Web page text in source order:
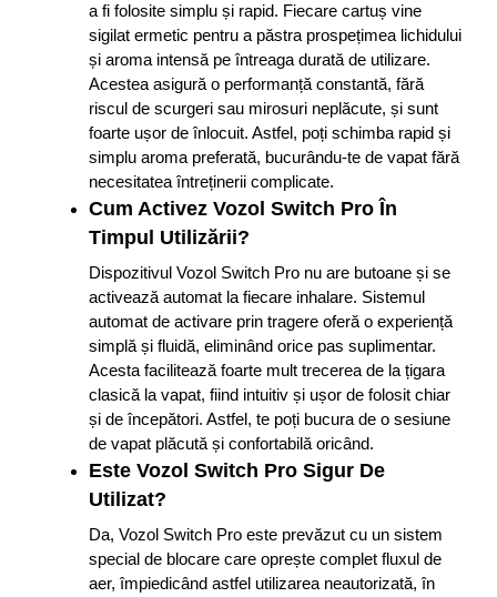
a fi folosite simplu și rapid. Fiecare cartuș vine
sigilat ermetic pentru a păstra prospețimea lichidului
și aroma intensă pe întreaga durată de utilizare.
Acestea asigură o performanță constantă, fără
riscul de scurgeri sau mirosuri neplăcute, și sunt
foarte ușor de înlocuit. Astfel, poți schimba rapid și
simplu aroma preferată, bucurându-te de vapat fără
necesitatea întreținerii complicate.
Cum Activez Vozol Switch Pro În
Timpul Utilizării?
Dispozitivul Vozol Switch Pro nu are butoane și se
activează automat la fiecare inhalare. Sistemul
automat de activare prin tragere oferă o experiență
simplă și fluidă, eliminând orice pas suplimentar.
Acesta facilitează foarte mult trecerea de la țigara
clasică la vapat, fiind intuitiv și ușor de folosit chiar
și de începători. Astfel, te poți bucura de o sesiune
de vapat plăcută și confortabilă oricând.
Este Vozol Switch Pro Sigur De
Utilizat?
Da, Vozol Switch Pro este prevăzut cu un sistem
special de blocare care oprește complet fluxul de
aer, împiedicând astfel utilizarea neautorizată, în